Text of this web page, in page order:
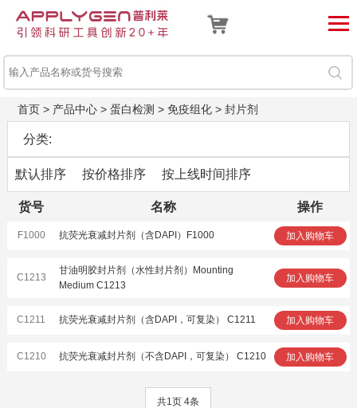
首页> 产品中心> 蛋白检测 > 免疫组化> 封片剂
分类:
默认排序 按价格排序 按上线时间排序
货号 名称 操作
F1000 抗荧光衰减封片剂（含DAPI）F1000 加入购物车
C1213
甘油明胶封片剂（水性封片剂）Mounting
Medium C1213
加入购物车
C1211 抗荧光衰减封片剂（含DAPI，可复染） C1211 加入购物车
C1210 抗荧光衰减封片剂（不含DAPI，可复染） C1210 加入购物车
共1页 4条